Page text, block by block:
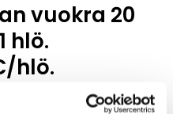
vuokra 20
hlö.
hlö.